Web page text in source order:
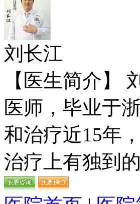
刘长江
【医生简介】
医师，毕业于
和治疗近15年
治疗上有独到